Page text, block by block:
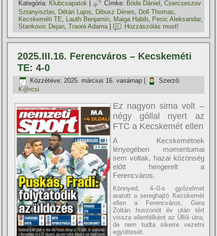
Kategória: Klubcsapatok | Címke: Böde Dániel ,Csercseszov
Sztanyiszlav, Détári Lajos Dibusz Dénes Doll Thomas
Kecskeméti TE
Lauth Benjamin Maiga Habib Pesic Aleksandar,
Stankovic Dejan,Traoré Adama| Hozzászólás most!
2025.III.16. Ferencváros – Kecskeméti
TE: 4-0
Közzétéve: 2025. március 16. vasárnap
Szerző:
K@rcsi
Ez nagyon sima volt –
négy góllal nyert az
FTC a Kecskemét ellen
A Kecskemétnek
lényegében momentumai
sem voltak, hazai közönség
előtt hengerelt a
Ferencváros.
Könnyed, 4–0-s győzelmet
aratott a sereghajtó Kecskemét
ellen a Ferencváros, Gera
Zoltán huszonöt év után tért
vissza ellenfélként az Üllői útra,
de nem tudta sikerre vezetni
együttesét.